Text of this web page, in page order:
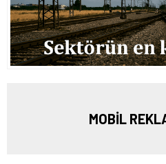
MOBİL